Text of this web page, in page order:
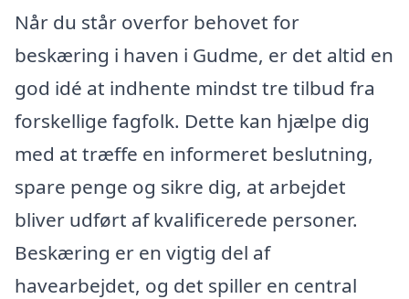
Når du står overfor behovet for
beskæring i haven i Gudme, er det altid en
god idé at indhente mindst tre tilbud fra
forskellige fagfolk. Dette kan hjælpe dig
med at træffe en informeret beslutning,
spare penge og sikre dig, at arbejdet
bliver udført af kvalificerede personer.
Beskæring er en vigtig del af
havearbejdet, og det spiller en central